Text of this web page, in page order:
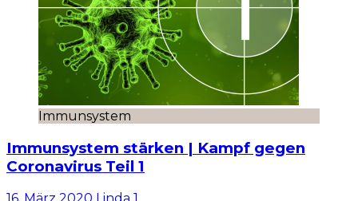
Immunsystem
Immunsystem stärken | Kampf gegen
Coronavirus Teil 1
16. März 2020 Linda 1